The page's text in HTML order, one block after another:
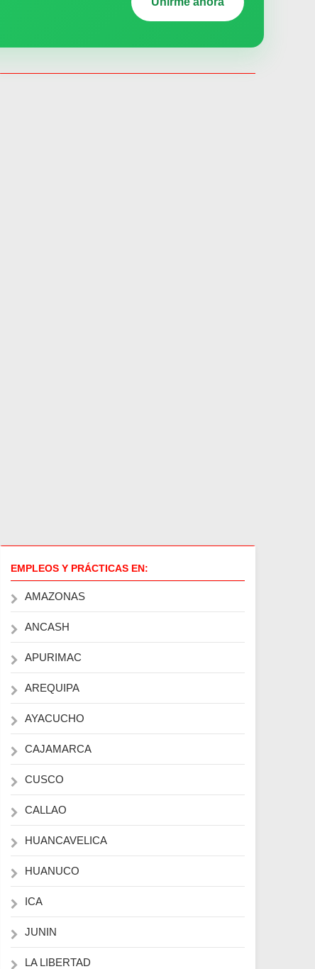
EMPLEOS Y PRÁCTICAS EN:
AMAZONAS
ANCASH
APURIMAC
AREQUIPA
AYACUCHO
CAJAMARCA
CUSCO
CALLAO
HUANCAVELICA
HUANUCO
ICA
JUNIN
LA LIBERTAD